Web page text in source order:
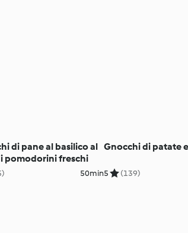
di pane al basilico al
pomodorini freschi
50min
Gnocchi di patate
5 (139)